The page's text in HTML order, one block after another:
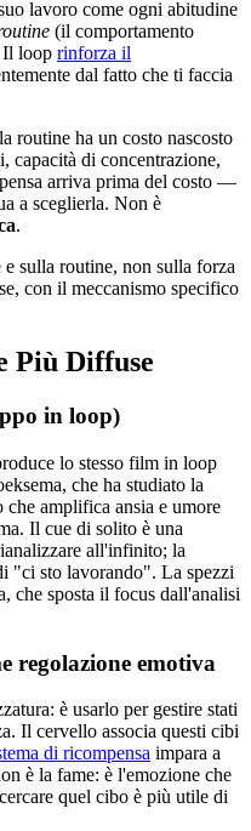
lavoro come ogni abitudine
(il comportamento
Il loop rinforza il
dal fatto che ti faccia
routine ha un costo nascosto
capacità di concentrazione,
arriva prima del costo —
a sceglierla. Non è
.
sulla routine, non sulla forza
con il meccanismo specifico
Più Diffuse
in loop)
lo stesso film in loop
che ha studiato la
che amplifica ansia e umore
Il cue di solito è una
all'infinito; la
"ci sto lavorando". La spezzi
che sposta il focus dall'analisi
regolazione emotiva
è usarlo per gestire stati
Il cervello associa questi cibi
di ricompensa impara a
è la fame: è l'emozione che
quel cibo è più utile di